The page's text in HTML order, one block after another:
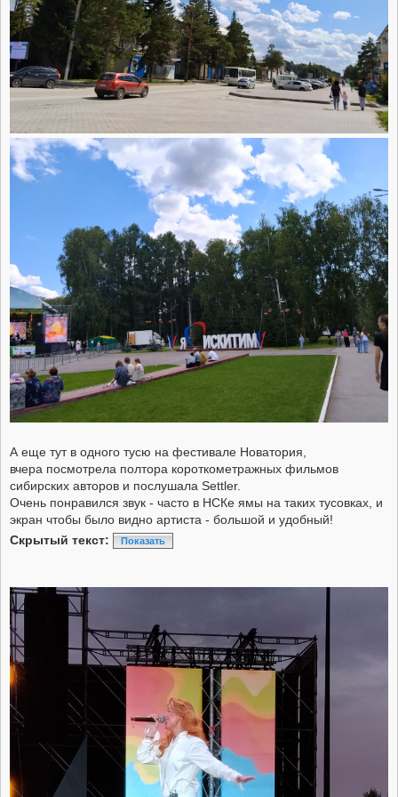
А еще тут в одного тусю на фестивале Новатория,
вчера посмотрела полтора короткометражных фильмов
сибирских авторов и послушала Settler.
Очень понравился звук - часто в НСКе ямы на таких тусовках, и
экран чтобы было видно артиста - большой и удобный!
Скрытый текст:
Показать